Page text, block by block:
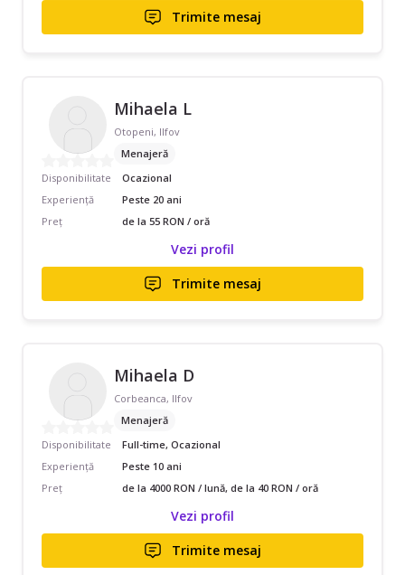
Trimite mesaj
Mihaela L
Otopeni, Ilfov
Menajeră
Disponibilitate
Ocazional
Experiență
Peste 20 ani
Preț
de la 55 RON / oră
Vezi profil
Trimite mesaj
Mihaela D
Corbeanca, Ilfov
Menajeră
Disponibilitate
Full-time, Ocazional
Experiență
Peste 10 ani
Preț
de la 4000 RON / lună, de la 40 RON / oră
Vezi profil
Trimite mesaj